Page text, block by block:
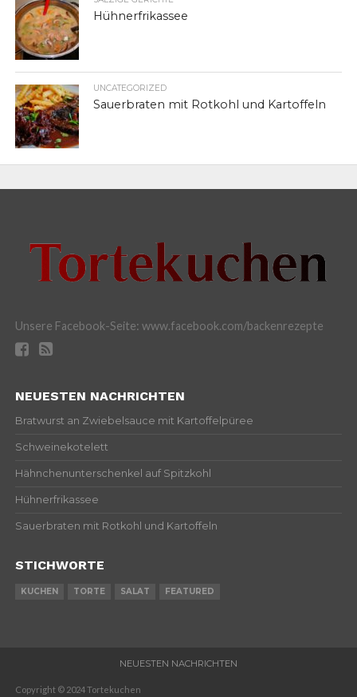
Hühnerfrikassee
UNCATEGORIZED
Sauerbraten mit Rotkohl und Kartoffeln
Unsere Facebook-Seite: www.facebook.com/backenrezepte
NEUESTEN NACHRICHTEN
Bratwurst an Zwiebelsauce mit Kartoffelpüree
Schweinekotelett
Hähnchenunterschenkel auf Spitzkohl
Hühnerfrikassee
Sauerbraten mit Rotkohl und Kartoffeln
STICHWORTE
KUCHEN TORTE SALAT FEATURED
NEUESTEN NACHRICHTEN
Copyright © 2024 Tortekuchen